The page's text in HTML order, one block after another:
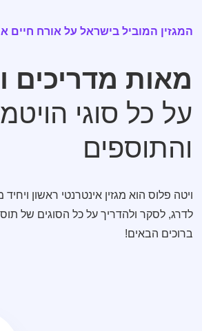
המגזין המוביל בישראל על אורח חיים
מאות מדריכים
על כל סוגי
והתוספים​
ויטה פלוס הוא מגזין אינטרנטי ראשון
לדרג, לסקר ולהדריך על כל הסוגים של
ברוכים הבאים!​